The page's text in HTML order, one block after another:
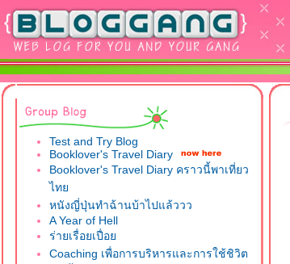
Test and Try Blog
Booklover's Travel Diary
Booklover's Travel Diary คราวนี้พาเที่ยว
ไท
หนังญี่ปุ่นทำฉ้านบ้าไปแล้ววว
A Year of Hell
ร่ายเรื่อยเปื่อ
Coaching เพื่อการบริหารและการใช้ชิวิต